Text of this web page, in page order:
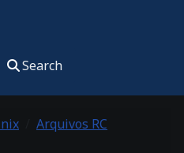
Search
Arquivos RC